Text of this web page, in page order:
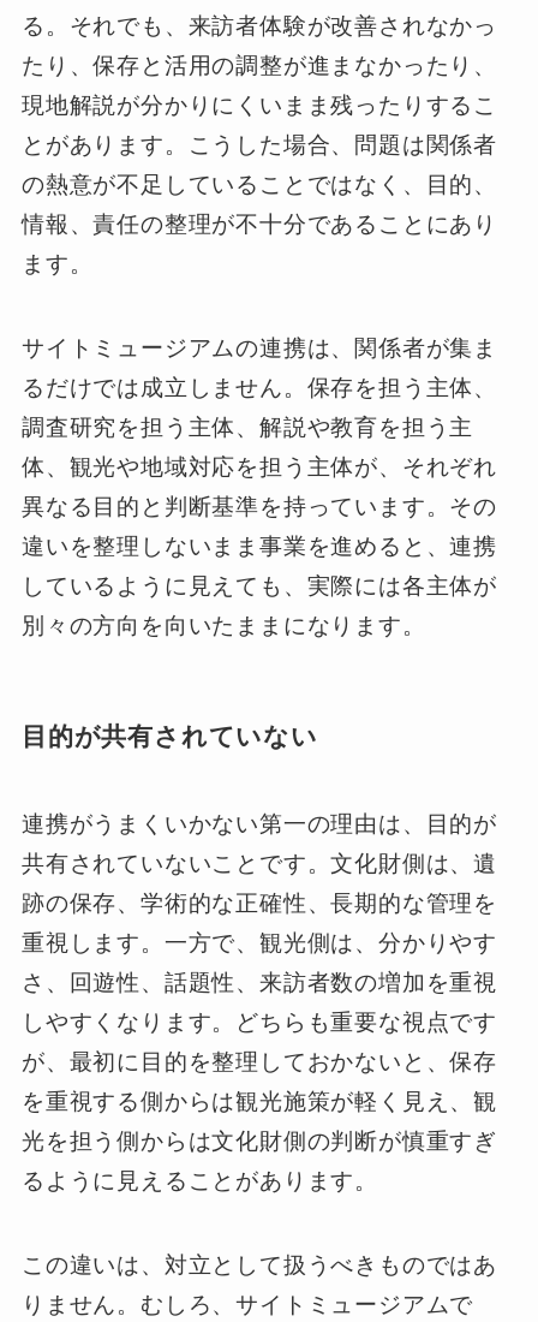
る。それでも、来訪者体験が改善されなかっ
たり、保存と活用の調整が進まなかったり、
現地解説が分かりにくいまま残ったりするこ
とがあります。こうした場合、問題は関係者
の熱意が不足していることではなく、目的、
情報、責任の整理が不十分であることにあり
ます。
サイトミュージアムの連携は、関係者が集ま
るだけでは成立しません。保存を担う主体、
調査研究を担う主体、解説や教育を担う主
体、観光や地域対応を担う主体が、それぞれ
異なる目的と判断基準を持っています。その
違いを整理しないまま事業を進めると、連携
しているように見えても、実際には各主体が
別々の方向を向いたままになります。
目的が共有されていない
連携がうまくいかない第一の理由は、目的が
共有されていないことです。文化財側は、遺
跡の保存、学術的な正確性、長期的な管理を
重視します。一方で、観光側は、分かりやす
さ、回遊性、話題性、来訪者数の増加を重視
しやすくなります。どちらも重要な視点です
が、最初に目的を整理しておかないと、保存
を重視する側からは観光施策が軽く見え、観
光を担う側からは文化財側の判断が慎重すぎ
るように見えることがあります。
この違いは、対立として扱うべきものではあ
りません。むしろ、サイトミュージアムで